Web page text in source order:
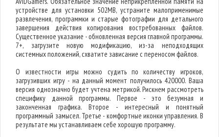
устройстве для установки 502MB, устраните малоприменимые
развлечения, программки и старые фотографии для детального
завершения действия копирования востребованных файлов.
Существенное указание - обновленная версия главной программы.
7+, загрузите новую модификацию, из-за неподходящих
системных положений, схватите зависание с переносом файлов.
О известности игры можно судить по количеству игроков,
загрузивших игру - на данный момент получилось 420000. Ваша
версия однозначно будет учтена метрикой. Рискнем рассмотреть
специфику данной программы. Первое - это безумная и
законченная графика. Второе - интересный и понятный
программный замысел. Третье - комфортные иконки управления. В
результате мы устанавливаем себе хорошую программу.